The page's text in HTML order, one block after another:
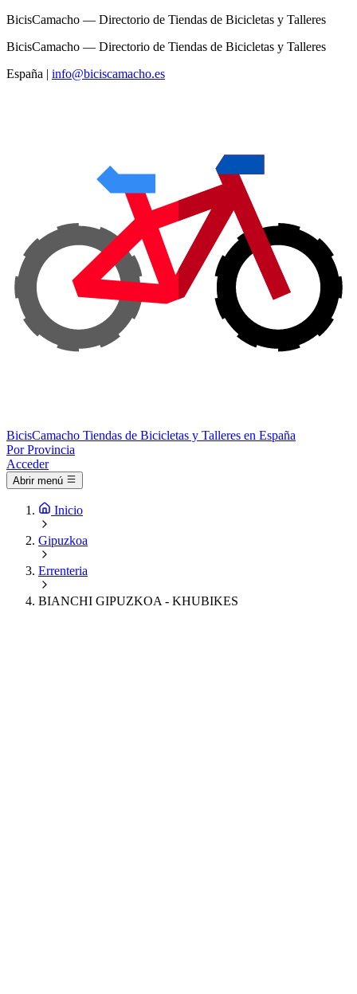
BicisCamacho — Directorio de Tiendas de Bicicletas y Talleres
BicisCamacho — Directorio de Tiendas de Bicicletas y Talleres
España | info@biciscamacho.es
BicisCamacho Tiendas de Bicicletas y Talleres en España
Por Provincia
Acceder
Abrir menú
Inicio
Gipuzkoa
Errenteria
BIANCHI GIPUZKOA - KHUBIKES